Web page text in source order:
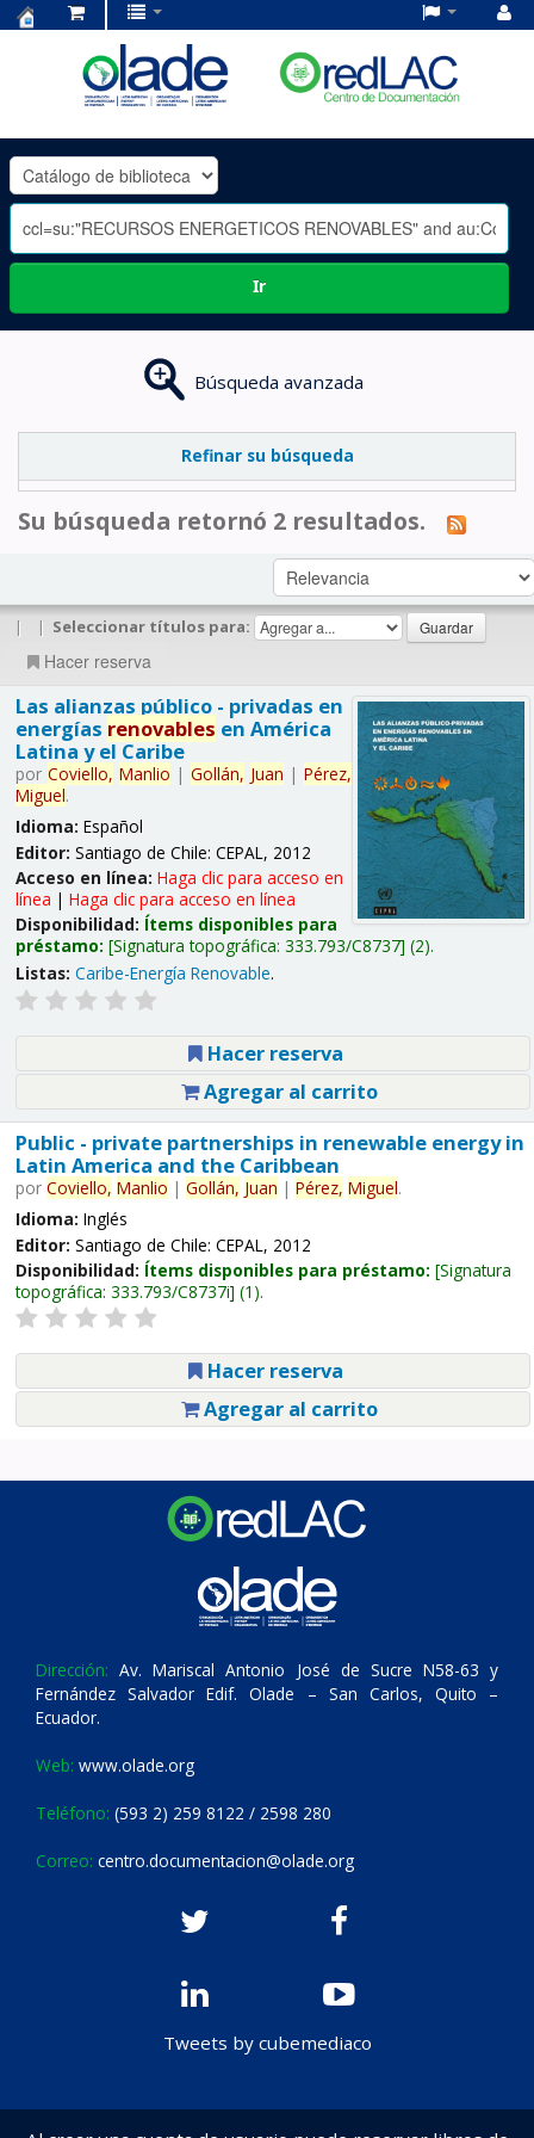
OLADE
-
Ir
Búsqueda avanzada
Refinar su búsqueda
Su búsqueda retornó 2 resultados.
| | Seleccionar títulos para:
Hacer reserva
Las alianzas público - privadas en
energías renovables en América
Latina y el Caribe
por Coviello, Manlio | Gollán, Juan | Pérez,
Miguel.
Idioma: Español
Editor: Santiago de Chile: CEPAL, 2012
Acceso en línea: Haga clic para acceso en
línea | Haga clic para acceso en línea
Disponibilidad: Ítems disponibles para
préstamo: Signatura topográfica: 333.793/C8737 (2).
Listas: Caribe-Energía Renovable.
Hacer reserva
Agregar al carrito
Public - private partnerships in renewable energy in
Latin America and the Caribbean
por Coviello, Manlio | Gollán, Juan | Pérez, Miguel.
Idioma: Inglés
Editor: Santiago de Chile: CEPAL, 2012
Disponibilidad: Ítems disponibles para préstamo: Signatura
topográfica: 333.793/C8737i (1).
Hacer reserva
Agregar al carrito
Dirección: Av. Mariscal Antonio José de Sucre N58-63 y
Fernández Salvador Edif. Olade – San Carlos, Quito –
Ecuador.
Web: www.olade.org
Teléfono: (593 2) 259 8122 / 2598 280
Correo: centro.documentacion@olade.org
Tweets by cubemediaco